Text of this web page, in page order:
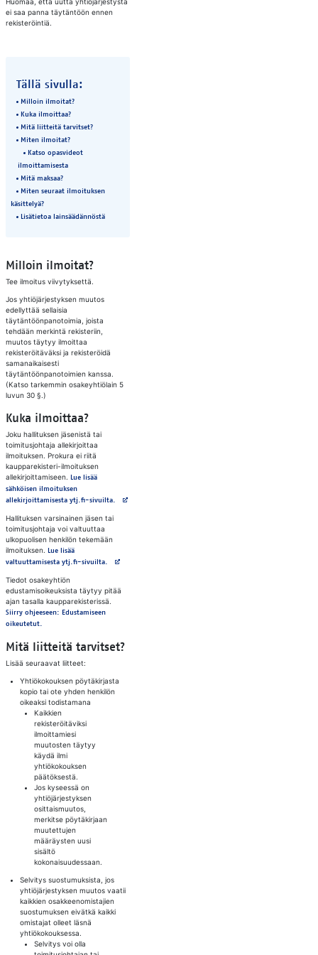
ei saa panna täytäntöön ennen
rekisteröintiä.
Tällä sivulla:
Milloin ilmoitat?
Kuka ilmoittaa?
Mitä liitteitä tarvitset?
Miten ilmoitat?
Katso opasvideot
ilmoittamisesta
Mitä maksaa?
Miten seuraat ilmoituksen
käsittelyä?
Lisätietoa lainsäädännöstä
Milloin ilmoitat?
Tee ilmoitus viivytyksettä.
Jos yhtiöjärjestyksen muutos
edellyttää sellaisia
täytäntöönpanotoimia, joista
tehdään merkintä rekisteriin,
muutos täytyy ilmoittaa
rekisteröitäväksi ja rekisteröidä
samanaikaisesti
täytäntöönpanotoimien kanssa.
(Katso tarkemmin osakeyhtiölain 5
luvun 30 §.)
Kuka ilmoittaa?
Joku hallituksen jäsenistä tai
toimitusjohtaja allekirjoittaa
ilmoituksen. Prokura ei riitä
kaupparekisteri-ilmoituksen
allekirjoittamiseen. Lue lisää
sähköisen ilmoituksen
allekirjoittamisesta ytj.fi-sivuilta. Avautuu uuteen välilehteen
Hallituksen varsinainen jäsen tai
toimitusjohtaja voi valtuuttaa
ulkopuolisen henkilön tekemään
ilmoituksen. Lue lisää
valtuuttamisesta ytj.fi-sivuilta. Avautuu uuteen välilehteen
Tiedot osakeyhtiön
edustamisoikeuksista täytyy pitää
ajan tasalla kaupparekisterissä.
Siirry ohjeeseen: Edustamiseen
oikeutetut.
Mitä liitteitä tarvitset?
Lisää seuraavat liitteet:
Yhtiökokouksen pöytäkirjasta
kopio tai ote yhden henkilön
oikeaksi todistamana
Kaikkien
rekisteröitäviksi
ilmoittamiesi
muutosten täytyy
käydä ilmi
yhtiökokouksen
päätöksestä.
Jos kyseessä on
yhtiöjärjestyksen
osittaismuutos,
merkitse pöytäkirjaan
muutettujen
määräysten uusi
sisältö
kokonaisuudessaan.
Selvitys suostumuksista, jos
yhtiöjärjestyksen muutos vaatii
kaikkien osakkeenomistajien
suostumuksen eivätkä kaikki
omistajat olleet läsnä
yhtiökokouksessa.
Selvitys voi olla